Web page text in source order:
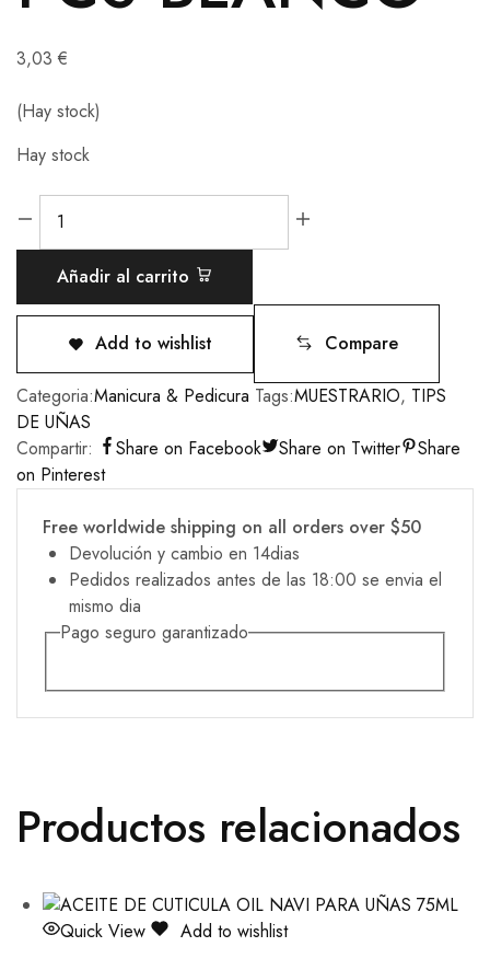
3,03 €
(Hay stock)
Hay stock
Añadir al carrito
Add to wishlist Compare
Categoria:Manicura & Pedicura Tags:MUESTRARIO, TIPS
DE UÑAS
Compartir:
Share on Facebook Share on Twitter
Share
on Pinterest
Free worldwide shipping on all orders over $50
Devolución y cambio en 14dias
Pedidos realizados antes de las 18:00 se envia el
mismo dia
Pago seguro garantizado
Productos relacionados
Quick View Add to wishlist